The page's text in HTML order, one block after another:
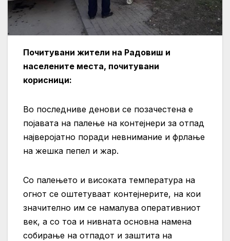
Почитувани жители на Радовиш и
населените места, почитувани
корисници:
Во последниве денови се позачестена е
појавата на палење на контејнери за отпад
најверојатно поради невнимание и фрлање
на жешка пепел и жар.
Со палењето и високата температура на
огнот се оштетуваат контејнерите, на кои
значително им се намалува оперативниот
век, а со тоа и нивната основна намена
собирање на отпадот и заштита на